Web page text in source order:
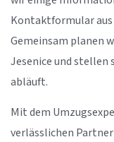
Kontaktformular aus
Gemeinsam planen
Jesenice und stellen
abläuft.
Mit dem
verlässlichen